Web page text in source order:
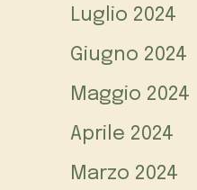
Luglio 2024
Giugno 2024
Maggio 2024
Aprile 2024
Marzo 2024